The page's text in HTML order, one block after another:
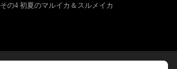
その4 初夏のマルイカ＆スルメイカ